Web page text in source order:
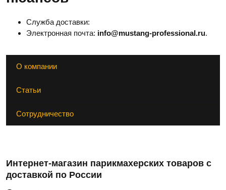
О компании
Статьи
Сотрудничество
Служба доставки:
Электронная почта: info@mustang-professional.ru.
Интернет-магазин парикмахерских товаров с
доставкой по России